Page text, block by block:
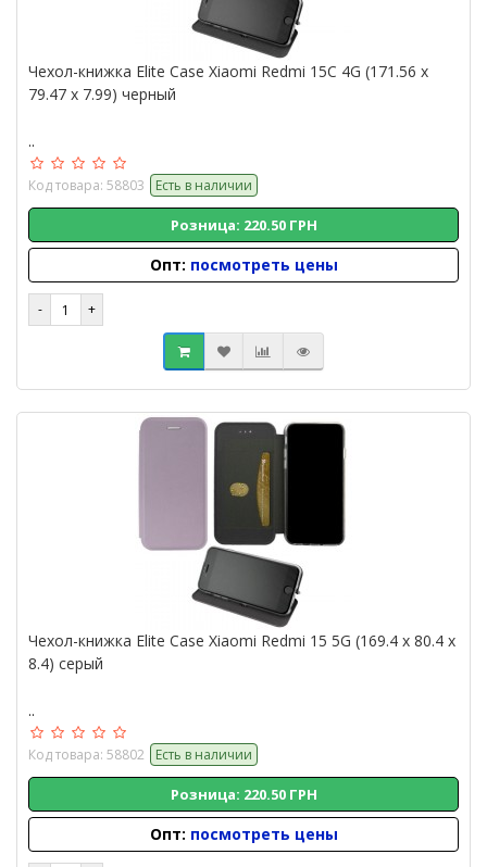
Чехол-книжка Elite Case Xiaomi Redmi 15C 4G (171.56 x
79.47 x 7.99) черный
..
Код товара: 58803 Есть в наличии
Розница: 220.50 ГРН
Опт: посмотреть цены
Чехол-книжка Elite Case Xiaomi Redmi 15 5G (169.4 x 80.4 x
8.4) серый
..
Код товара: 58802 Есть в наличии
Розница: 220.50 ГРН
Опт: посмотреть цены